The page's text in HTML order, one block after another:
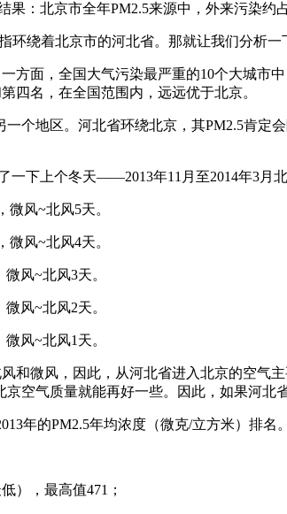
北京市全年PM2.5来源中，外来污染约
绕着北京市的河北省。那就让我们分析一
面，全国大气污染最严重的10个大城市
四名，在全国范围内，远远优于北京。
地区。河北省环绕北京，其PM2.5肯定
上个冬天——2013年11月至2014年3月北
风~北风5天。
风~北风4天。
风~北风3天。
风~北风2天。
风~北风1天。
微风，因此，从河北省进入北京的空气
空气质量就能再好一些。因此，如果河
的PM2.5年均浓度（微克/立方米）排名
，最高值471；